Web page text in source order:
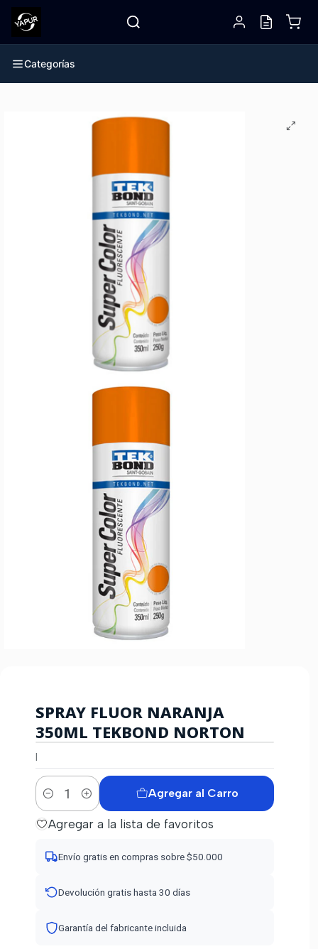
Categorías
|
SPRAY FLUOR NARANJA
350ML TEKBOND NORTON
Cantidad
Agregar al Carro
Agregar a la lista de favoritos
Envío gratis en compras sobre $50.000
Devolución gratis hasta 30 días
Garantía del fabricante incluida